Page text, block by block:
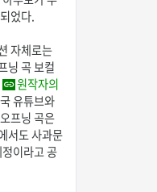
었다.
자체로는
닝 곡 보컬
원작자의
유튜브와
프닝 곡은
서도 사과문
이라고 공